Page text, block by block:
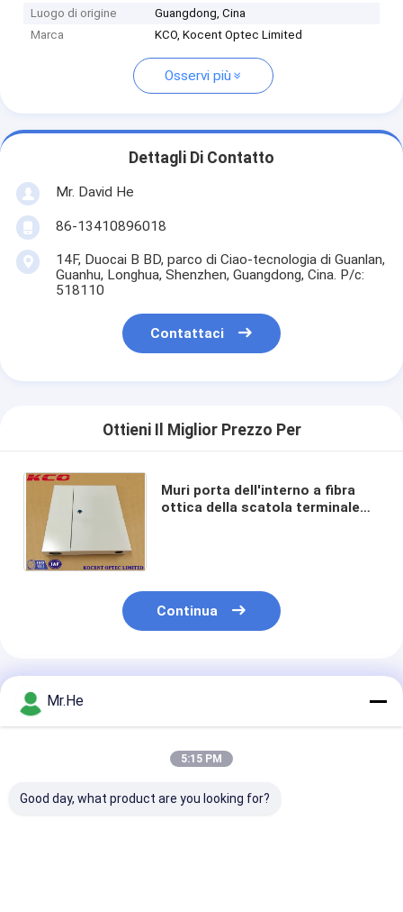
Luogo di origine
Guangdong, Cina
Marca
KCO, Kocent Optec Limited
Osservi più
Dettagli Di Contatto
Mr. David He
86-13410896018
14F, Duocai B BD, parco di Ciao-tecnologia di Guanlan,
Guanhu, Longhua, Shenzhen, Guangdong, Cina. P/c:
518110
Contattaci
Ottieni Il Miglior Prezzo Per
Muri porta dell'interno a fibra
ottica della scatola terminale
Continua
Prodotti Raccomandati
Mr.He
5:15 PM
Good day, what product are you looking for?